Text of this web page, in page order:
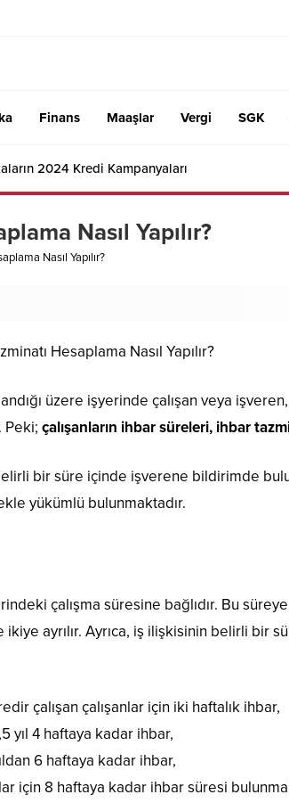
Finans Maaşlar Vergi SGK
2024 Kredi Kampanyaları
Nasıl Yapılır?
Nasıl Yapılır?
Hesaplama Nasıl Yapılır?
üzere işyerinde çalışan veya
Peki; çalışanların ihbar süreleri, ihbar
bir süre içinde işverene bildirimde
yükümlü bulunmaktadır.
çalışma süresine bağlıdır. Bu süreye
ayrılır. Ayrıca, iş ilişkisinin belirli bir
çalışan çalışanlar için iki haftalık ihbar,
yıl 4 haftaya kadar ihbar,
6 haftaya kadar ihbar,
için 8 haftaya kadar ihbar süresi